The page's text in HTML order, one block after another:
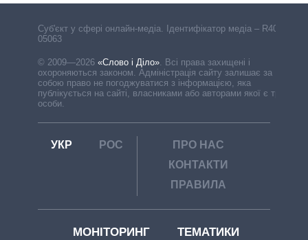
Cуб'єкт у сфері онлайн-медіа. Ідентифікатор медіа – R40-
05063
© 2009—2026 «Слово і Діло». Всі права захищені і
охороняються законом. Адміністрація сайту залишає за
собою право не погоджуватися з інформацією, яка
публікується на сайті, власниками або авторами якої є треті
особи.
УКР РОС
ПРО НАС
КОНТАКТИ
ПРАВИЛА
МОНІТОРИНГ ТЕМАТИКИ